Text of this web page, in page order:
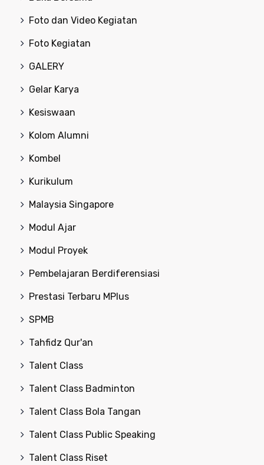
Foto dan Video Kegiatan
Foto Kegiatan
GALERY
Gelar Karya
Kesiswaan
Kolom Alumni
Kombel
Kurikulum
Malaysia Singapore
Modul Ajar
Modul Proyek
Pembelajaran Berdiferensiasi
Prestasi Terbaru MPlus
SPMB
Tahfidz Qur'an
Talent Class
Talent Class Badminton
Talent Class Bola Tangan
Talent Class Public Speaking
Talent Class Riset